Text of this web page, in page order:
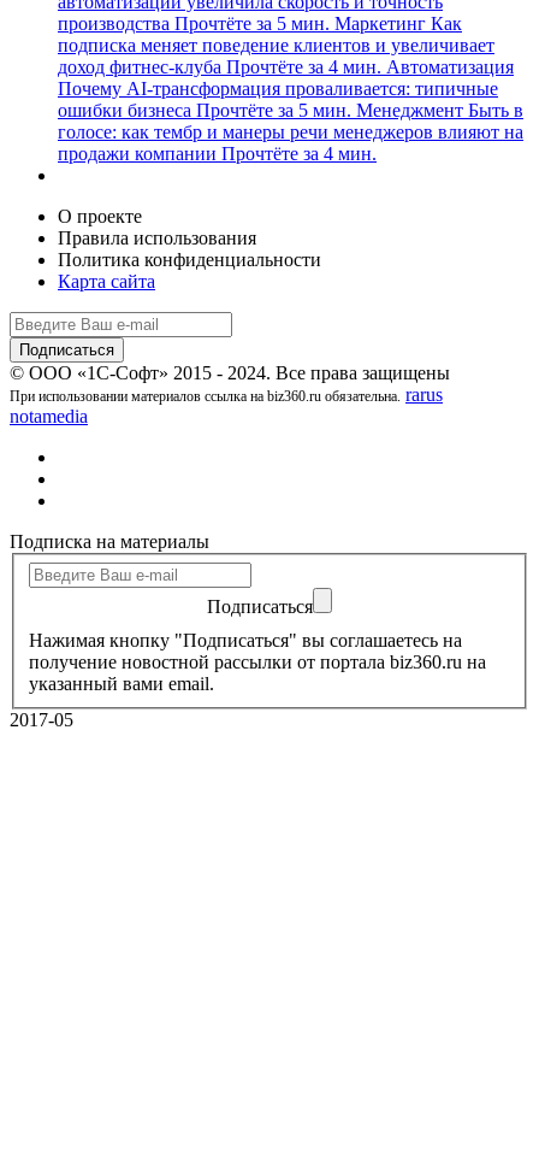
производства Прочтёте за 5 мин. Маркетинг Как
подписка меняет поведение клиентов и увеличивает
доход фитнес-клуба Прочтёте за 4 мин. Автоматизация
Почему AI-трансформация проваливается: типичные
ошибки бизнеса Прочтёте за 5 мин. Менеджмент Быть в
голосе: как тембр и манеры речи менеджеров влияют на
продажи компании Прочтёте за 4 мин.
О проекте
Правила использования
Политика конфиденциальности
Карта сайта
© ООО «1С-Софт» 2015 - 2024. Все права защищены
При использовании материалов ссылка на biz360.ru обязательна. rarus
notamedia
Подписка на материалы
Подписаться
Нажимая кнопку "Подписаться" вы соглашаетесь на
получение новостной рассылки от портала biz360.ru на
указанный вами email.
2017-05